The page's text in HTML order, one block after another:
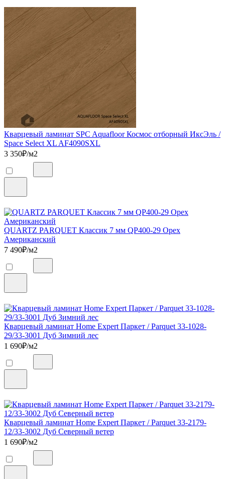
Кварцевый ламинат SPC Aquafloor Космос отборный ИксЭль /
Space Select XL AF4090SXL
3 350₽/м2
QUARTZ PARQUET Классик 7 мм QP400-29 Орех
Американский
7 490₽/м2
Кварцевый ламинат Home Expert Паркет / Parquet 33-1028-
29/33-3001 Дуб Зимний лес
1 690₽/м2
Кварцевый ламинат Home Expert Паркет / Parquet 33-2179-
12/33-3002 Дуб Северный ветер
1 690₽/м2